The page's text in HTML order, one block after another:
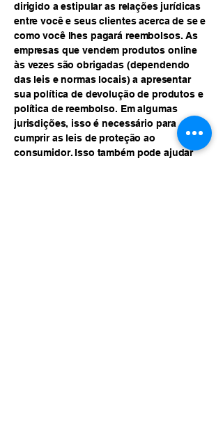
dirigido a estipular as relações jurídicas
entre você e seus clientes acerca de se e
como você lhes pagará reembolsos. As
empresas que vendem produtos online
às vezes são obrigadas (dependendo
das leis e normas locais) a apresentar
sua política de devolução de produtos e
política de reembolso. Em algumas
jurisdições, isso é necessário para
cumprir as leis de proteção ao
consumidor. Isso também pode ajudar